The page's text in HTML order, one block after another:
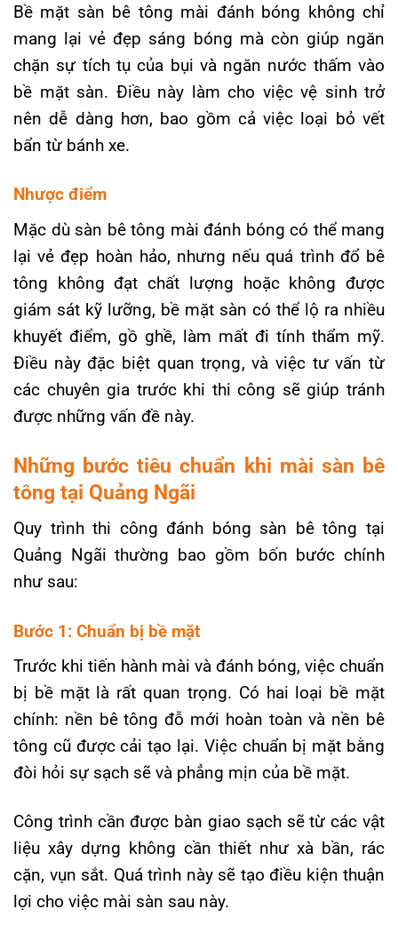
Bề mặt sàn bê tông mài đánh bóng không chỉ
mang lại vẻ đẹp sáng bóng mà còn giúp ngăn
chặn sự tích tụ của bụi và ngăn nước thấm vào
bề mặt sàn. Điều này làm cho việc vệ sinh trở
nên dễ dàng hơn, bao gồm cả việc loại bỏ vết
bẩn từ bánh xe.
Nhược điểm
Mặc dù sàn bê tông mài đánh bóng có thể mang
lại vẻ đẹp hoàn hảo, nhưng nếu quá trình đổ bê
tông không đạt chất lượng hoặc không được
giám sát kỹ lưỡng, bề mặt sàn có thể lộ ra nhiều
khuyết điểm, gồ ghề, làm mất đi tính thẩm mỹ.
Điều này đặc biệt quan trọng, và việc tư vấn từ
các chuyên gia trước khi thi công sẽ giúp tránh
được những vấn đề này.
Những bước tiêu chuẩn khi mài sàn bê
tông tại Quảng Ngãi
Quy trình thi công đánh bóng sàn bê tông tại
Quảng Ngãi thường bao gồm bốn bước chính
như sau:
Bước 1: Chuẩn bị bề mặt
Trước khi tiến hành mài và đánh bóng, việc chuẩn
bị bề mặt là rất quan trọng. Có hai loại bề mặt
chính: nền bê tông đỗ mới hoàn toàn và nền bê
tông cũ được cải tạo lại. Việc chuẩn bị mặt bằng
đòi hỏi sự sạch sẽ và phẳng mịn của bề mặt.
Công trình cần được bàn giao sạch sẽ từ các vật
liệu xây dựng không cần thiết như xà bần, rác
cặn, vụn sắt. Quá trình này sẽ tạo điều kiện thuận
lợi cho việc mài sàn sau này.